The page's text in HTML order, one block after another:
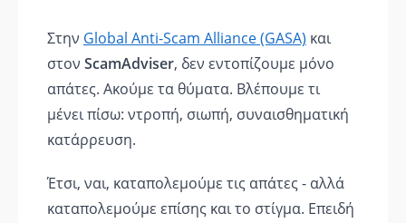
Στην Global Anti-Scam Alliance (GASA) και
στον ScamAdviser, δεν εντοπίζουμε μόνο
απάτες. Ακούμε τα θύματα. Βλέπουμε τι
μένει πίσω: ντροπή, σιωπή, συναισθηματική
κατάρρευση.
Έτσι, ναι, καταπολεμούμε τις απάτες - αλλά
καταπολεμούμε επίσης και το στίγμα. Επειδή